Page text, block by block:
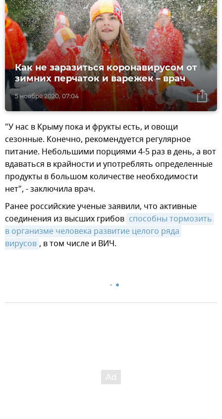
5 ноября 2020, 07:04
Как не заразиться коронавирусом от
зимних перчаток и варежек – врач
"У нас в Крыму пока и фрукты есть, и овощи
сезонные. Конечно, рекомендуется регулярное
питание. Небольшими порциями 4-5 раз в день, а вот
вдаваться в крайности и употреблять определенные
продукты в большом количестве необходимости
нет", - заключила врач.
Ранее российские ученые заявили, что активные
соединения из высших грибов способны тормозить
в организме человека развитие целого ряда
вирусов , в том числе и ВИЧ.